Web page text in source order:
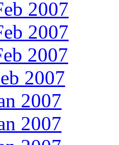
2007
2007
2007
2007
2007
2007